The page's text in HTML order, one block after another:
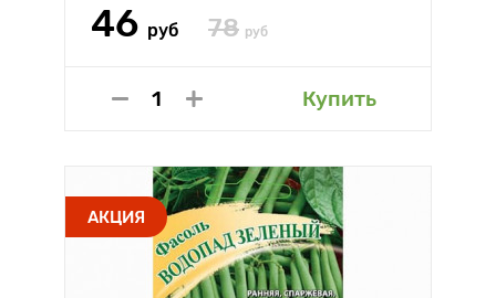
46 руб 78 руб
Купить
АКЦИЯ